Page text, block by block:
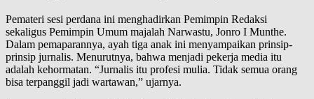
Pemateri sesi perdana ini menghadirkan Pemimpin Redaksi
sekaligus Pemimpin Umum majalah Narwastu, Jonro I Munthe.
Dalam pemaparannya, ayah tiga anak ini menyampaikan prinsip-
prinsip jurnalis. Menurutnya, bahwa menjadi pekerja media itu
adalah kehormatan. “Jurnalis itu profesi mulia. Tidak semua orang
bisa terpanggil jadi wartawan,” ujarnya.